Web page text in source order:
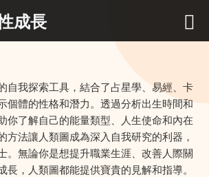
成長
自我探索工具，結合了占星學、易經、卡
個體的性格和潛力。透過分析出生時間和
你了解自己的能量類型、人生使命和內在
方法讓人類圖成為深入自我研究的利器，
。無論你是想提升職業生涯、改善人際關
長，人類圖都能提供寶貴的見解和指導。